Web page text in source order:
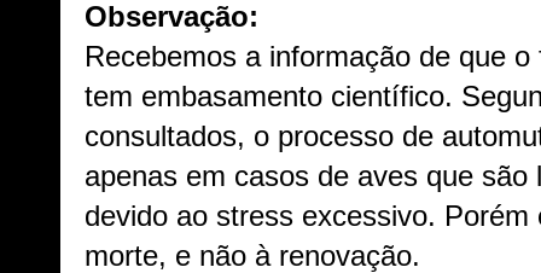
Observação:
Recebemos a informação de que
tem embasamento científico.
consultados, o processo de
apenas em casos de aves que são
devido ao stress excessivo.
morte, e não à renovação.